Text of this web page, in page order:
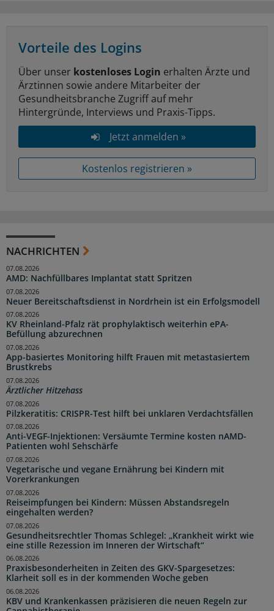
Vorteile des Logins
Über unser kostenloses Login erhalten Ärzte und
Ärztinnen sowie andere Mitarbeiter der
Gesundheitsbranche Zugriff auf mehr
Hintergründe, Interviews und Praxis-Tipps.
Jetzt anmelden »
Kostenlos registrieren »
NACHRICHTEN
AMD: Nachfüllbares Implantat statt Spritzen
07.08.2026
Neuer Bereitschaftsdienst in Nordrhein ist ein Erfolgsmodell
07.08.2026
KV Rheinland-Pfalz rät prophylaktisch weiterhin ePA-
Befüllung abzurechnen
07.08.2026
App-basiertes Monitoring hilft Frauen mit metastasiertem
Brustkrebs
07.08.2026
Ärztlicher Hitzehass
07.08.2026
Pilzkeratitis: CRISPR-Test hilft bei unklaren Verdachtsfällen
07.08.2026
Anti-VEGF-Injektionen: Versäumte Termine kosten nAMD-
Patienten wohl Sehschärfe
07.08.2026
Vegetarische und vegane Ernährung bei Kindern mit
Vorerkrankungen
07.08.2026
Reiseimpfungen bei Kindern: Müssen Abstandsregeln
eingehalten werden?
07.08.2026
Gesundheitsrechtler Thomas Schlegel: „Krankheit wirkt wie
eine stille Rezession im Inneren der Wirtschaft“
07.08.2026
Praxisbesonderheiten in Zeiten des GKV-Spargesetzes:
Klarheit soll es in der kommenden Woche geben
06.08.2026
KBV und Krankenkassen präzisieren die neuen Regeln zur
06.08.2026